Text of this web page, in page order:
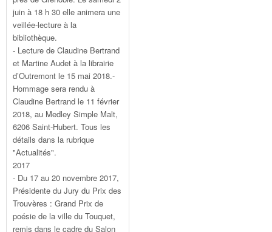
juin à 18 h 30 elle animera une
veillée-lecture à la
bibliothèque.
- Lecture de Claudine Bertrand
et Martine Audet à la librairie
d’Outremont le 15 mai 2018.-
Hommage sera rendu à
Claudine Bertrand le 11 février
2018, au Medley Simple Malt,
6206 Saint-Hubert. Tous les
détails dans la rubrique
"Actualités".
2017
- Du 17 au 20 novembre 2017,
Présidente du Jury du Prix des
Trouvères : Grand Prix de
poésie de la ville du Touquet,
remis dans le cadre du Salon